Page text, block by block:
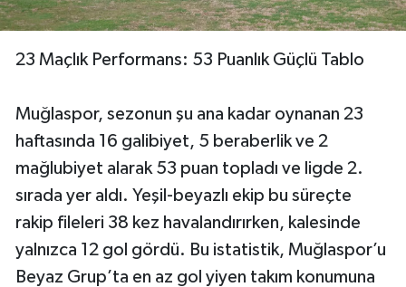
23 Maçlık Performans: 53 Puanlık Güçlü Tablo
Muğlaspor, sezonun şu ana kadar oynanan 23
haftasında 16 galibiyet, 5 beraberlik ve 2
mağlubiyet alarak 53 puan topladı ve ligde 2.
sırada yer aldı. Yeşil-beyazlı ekip bu süreçte
rakip fileleri 38 kez havalandırırken, kalesinde
yalnızca 12 gol gördü. Bu istatistik, Muğlaspor’u
Beyaz Grup’ta en az gol yiyen takım konumuna